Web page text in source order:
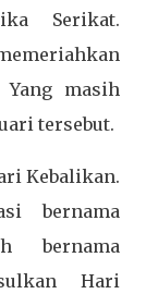
Serikat.
masih
tersebut.
Kebalikan.
bernama
bernama
Hari